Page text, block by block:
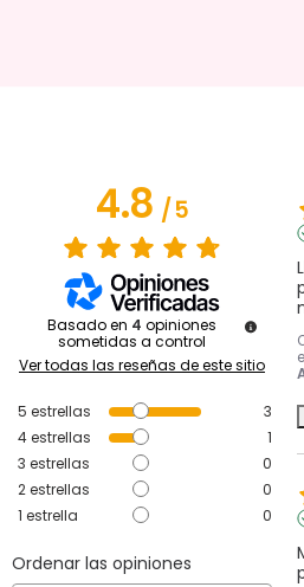
4.8/5
Basado en 4 opiniones
sometidas a control
Ver todas las reseñas de este sitio
5 estrellas
3
4estrellas
1
3 estrellas
0
2estrellas
0
1 estrella 0
Ordenar las opiniones